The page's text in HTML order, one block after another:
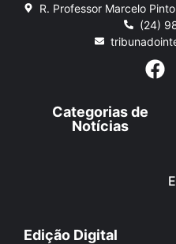
R. Professor Marcelo
(24)
Categorias de
Notícias
Edição Digital